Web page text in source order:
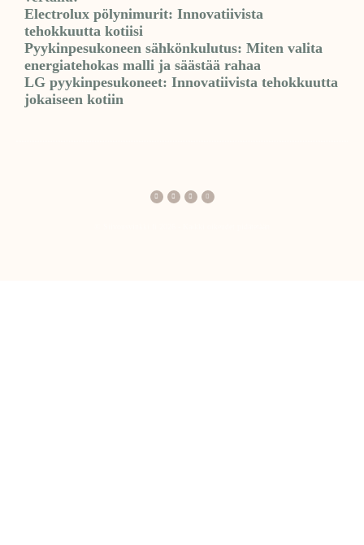
Electrolux pölynimurit: Innovatiivista
tehokkuutta kotiisi
Pyykinpesukoneen sähkönkulutus: Miten valita
energiatehokas malli ja säästää rahaa
LG pyykinpesukoneet: Innovatiivista tehokkuutta
jokaiseen kotiin